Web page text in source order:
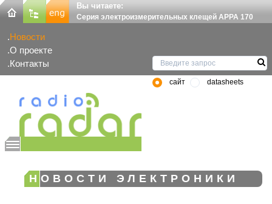
Вы читаете:
Серия электроизмерительных клещей APPA 170
Новости
О проекте
Контакты
сайт datasheets
НОВОСТИ ЭЛЕКТРОНИКИ